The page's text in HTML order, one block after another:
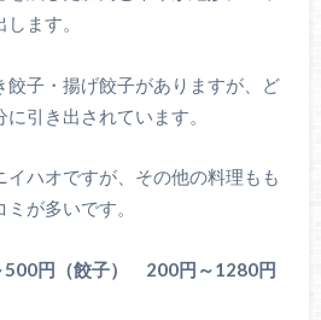
ます。
餃子・揚げ餃子がありますが、ど
引き出されています。
ハオですが、その他の料理もも
が多いです。
500円（餃子） 200円～1280円